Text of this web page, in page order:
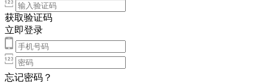
获取验证码
立即登录
忘记密码？